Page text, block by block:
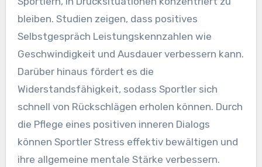
bleiben. Studien zeigen, dass positives
Selbstgespräch Leistungskennzahlen wie
Geschwindigkeit und Ausdauer verbessern kann.
Darüber hinaus fördert es die
Widerstandsfähigkeit, sodass Sportler sich
schnell von Rückschlägen erholen können. Durch
die Pflege eines positiven inneren Dialogs
können Sportler Stress effektiv bewältigen und
ihre allgemeine mentale Stärke verbessern.